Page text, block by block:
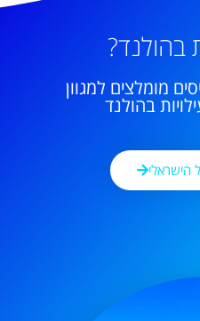
מומלצים למגוון
בהולנד
הישראלי